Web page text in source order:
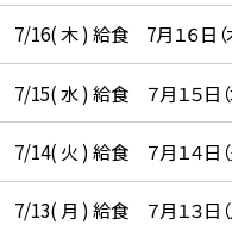
7/16( 木 ) 給食 7月１６日（
7/15( 水 ) 給食 ７月１５日（
7/14( 火 ) 給食 ７月１４日（
7/13( 月 ) 給食 ７月１３日（